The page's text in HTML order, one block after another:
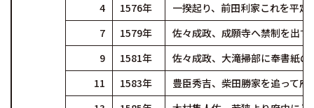
4
1576年
一揆起り、前田利家これを平
7
1579年
佐々成政、成願寺へ禁制を出す
9
1581年
佐々成政、大滝掃部に奉書紙の
11
1583年
豊臣秀吉、柴田勝家を追って